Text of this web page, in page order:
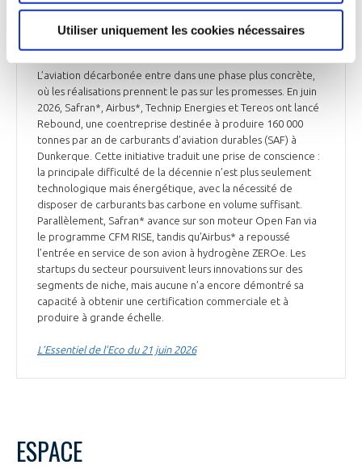
Utiliser uniquement les cookies nécessaires
INDUSTRIE
Quid de « l’avion vert » ?
L’aviation décarbonée entre dans une phase plus concrète,
où les réalisations prennent le pas sur les promesses. En juin
2026, Safran*, Airbus*, Technip Energies et Tereos ont lancé
Rebound, une coentreprise destinée à produire 160 000
tonnes par an de carburants d’aviation durables (SAF) à
Dunkerque. Cette initiative traduit une prise de conscience :
la principale difficulté de la décennie n’est plus seulement
technologique mais énergétique, avec la nécessité de
disposer de carburants bas carbone en volume suffisant.
Parallèlement, Safran* avance sur son moteur Open Fan via
le programme CFM RISE, tandis qu’Airbus* a repoussé
l’entrée en service de son avion à hydrogène ZEROe. Les
startups du secteur poursuivent leurs innovations sur des
segments de niche, mais aucune n’a encore démontré sa
capacité à obtenir une certification commerciale et à
produire à grande échelle.
L’Essentiel de l’Eco du 21 juin 2026
ESPACE